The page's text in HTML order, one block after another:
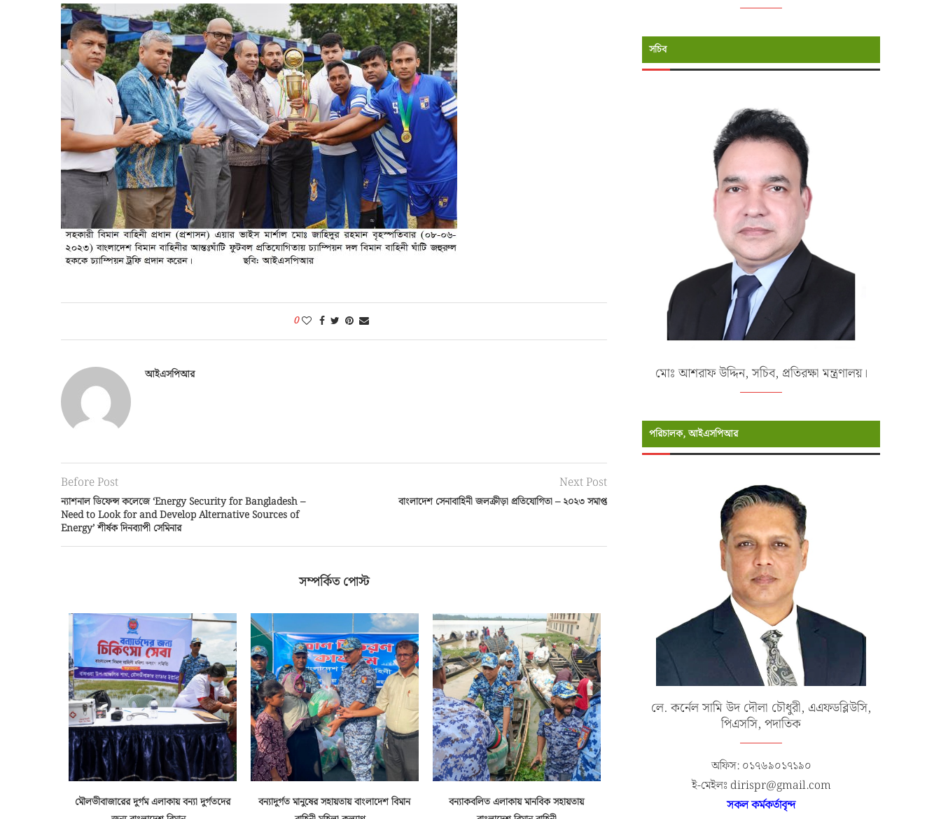
0
আইএসপিআর
Before Post
ন্যাশনাল ডিফেন্স কলেজে ‘Energy Security for Bangladesh –
Need to Look for and Develop Alternative Sources of
Energy’ শীর্ষক দিনব্যাপী সেমিনার
Next Post
বাংলাদেশ সেনাবাহিনী জলক্রীড়া প্রতিযোগিতা – ২০২৩ সমাপ্ত
সম্পর্কিত পোস্ট
মৌলভীবাজারের দুর্গম এলাকায় বন্যা দুর্গতদের
বন্যাদুর্গত মানুষের সহায়তায় বাংলাদেশ বিমান
বন্যাকবলিত এলাকায় মানবিক সহায়তায়
বাংলাদেশ বিমান বাহিনীর ১৩১ তম জুনিয়র
সচিব
মোঃ আশরাফ উদ্দিন, সচিব, প্রতিরক্ষা মন্ত্রণালয়।
পরিচালক, আইএসপিআর
লে. কর্নেল সামি উদ দৌলা চৌধুরী, এএফডব্লিউসি,
পিএসসি, পদাতিক
অফিস: ০১৭৬৯০১৭১৯০
ই-মেইলঃ dirispr@gmail.com
সকল কর্মকর্তাবৃন্দ